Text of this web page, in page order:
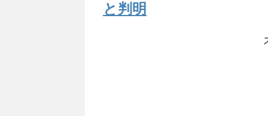
と判明